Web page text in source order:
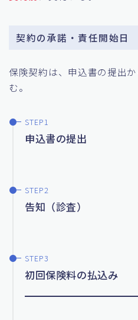
契約の承諾・責任開始日
保険契約は、申込書の提出
む。
申込書の提出
告知（診査）
初回保険料の払込み